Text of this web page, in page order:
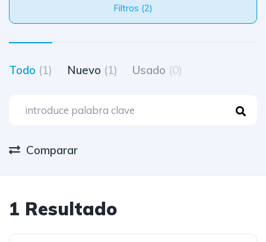
Filtros (2)
Todo (1) Nuevo (1) Usado (0)
Comparar
1 Resultado